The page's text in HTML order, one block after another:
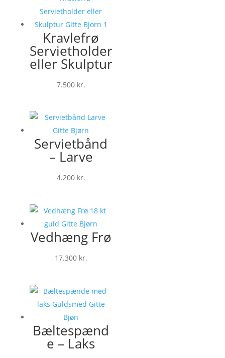
Kravlefrø
Servietholder
eller Skulptur
7.500 kr.
Servietbånd
– Larve
4.200 kr.
Vedhæng Frø
17.300 kr.
Bæltespænd
e – Laks